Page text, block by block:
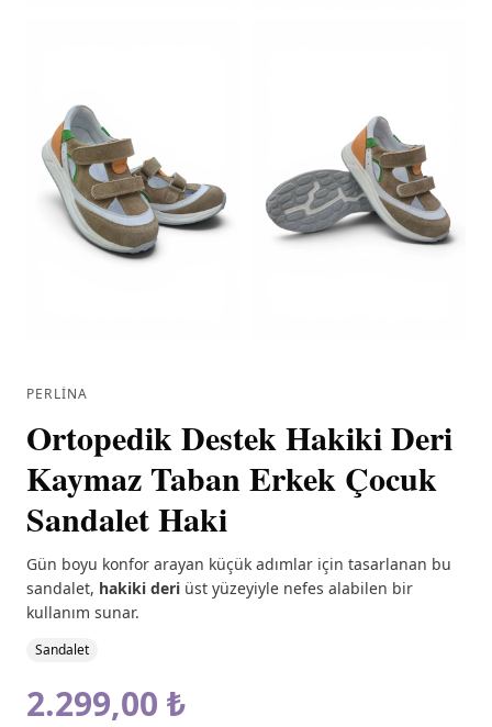
PERLINA
Ortopedik Destek Hakiki Deri
Kaymaz Taban Erkek Çocuk
Sandalet Haki
Gün boyu konfor arayan küçük adımlar için tasarlanan bu
sandalet, hakiki deri üst yüzeyiyle nefes alabilen bir
kullanım sunar.
Sandalet
2.299,00 ₺